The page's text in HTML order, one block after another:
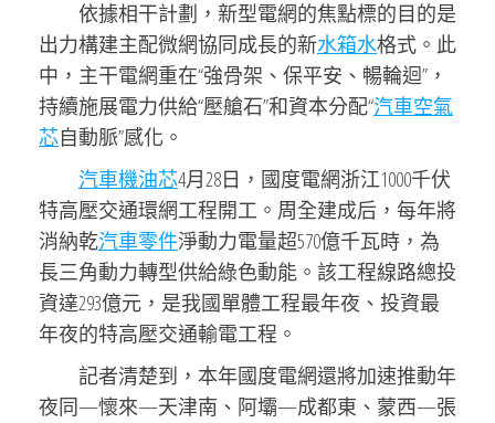
依據相干計劃，新型電網的焦點標的目的是
出力構建主配微網協同成長的新水箱水格式。此
中，主干電網重在“強骨架、保平安、暢輪迴”，
持續施展電力供給“壓艙石”和資本分配“汽車空氣
芯自動脈”感化。
汽車機油芯4月28日，國度電網浙江1000千伏
特高壓交通環網工程開工。周全建成后，每年將
消納乾汽車零件淨動力電量超570億千瓦時，為
長三角動力轉型供給綠色動能。該工程線路總投
資達293億元，是我國單體工程最年夜、投資最
年夜的特高壓交通輸電工程。
記者清楚到，本年國度電網還將加速推動年
夜同—懷來—天津南、阿壩—成都東、蒙西—張